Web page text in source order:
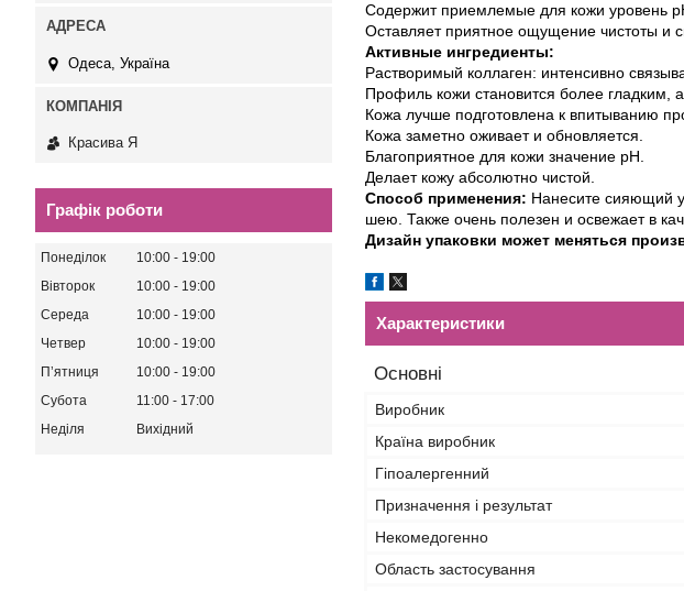
Содержит приемлемые для кожи уровень
Оставляет приятное ощущение чистоты и
Активные ингредиенты:
Растворимый коллаген: интенсивно
Профиль кожи становится более гладким,
Кожа лучше подготовлена к впитыванию
Кожа заметно оживает и обновляется.
Благоприятное для кожи значение pH.
Делает кожу абсолютно чистой.
Способ применения: Нанесите сияющий
шею. Также очень полезен и освежает в
Дизайн упаковки может меняться
Характеристики
Основні
Виробник
Країна виробник
Гіпоалергенний
Призначення і результат
Некомедогенно
Область застосування
Одеса, Україна
Красива Я
Графік роботи
Понеділок 10:00
19:00
Вівторок
10:00
19:00
Середа
10:00
19:00
Четвер
10:00
19:00
Пʼятниця
10:00
19:00
Субота
11:00
17:00
Неділя
Вихідний